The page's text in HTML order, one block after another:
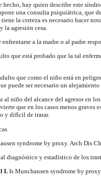
hecho, hay quien describe este
una consulta psiquiátrica, que
la certeza es necesario hacer
la agresión cesa.
a la madre o al padre
que está probado que la tal
que como el niño está en
puede ser necesario un
al niño del alcance del agresor en
que en los casos menos graves
y difícil de tratar.
syndrome by proxy. Arch Dis
diagnóstico y estadístico de los
I.Is Munchausen syndrome by